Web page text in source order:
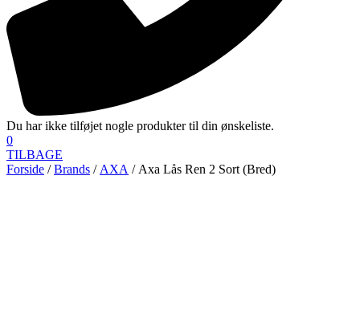
Du har ikke tilføjet nogle produkter til din ønskeliste.
0
TILBAGE
Forside /Brands / AXA / Axa Lås Ren 2 Sort (Bred)